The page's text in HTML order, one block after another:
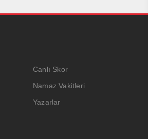
Canlı Skor
Namaz Vakitleri
Yazarlar